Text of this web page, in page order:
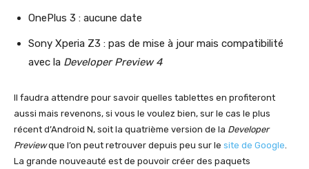
OnePlus 3 : aucune date
Sony Xperia Z3 : pas de mise à jour mais compatibilité
avec la Developer Preview 4
Il faudra attendre pour savoir quelles tablettes en profiteront
aussi mais revenons, si vous le voulez bien, sur le cas le plus
récent d’Android N, soit la quatrième version de la Developer
Previewque l’on peut retrouver depuis peu sur le site de Google.
La grande nouveauté est de pouvoir créer des paquets